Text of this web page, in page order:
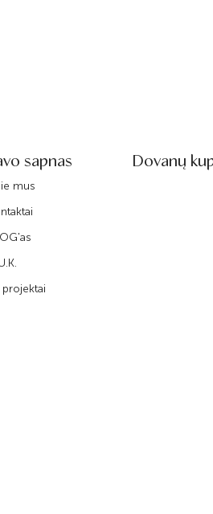
sapnas
mus
projektai
Dovanų